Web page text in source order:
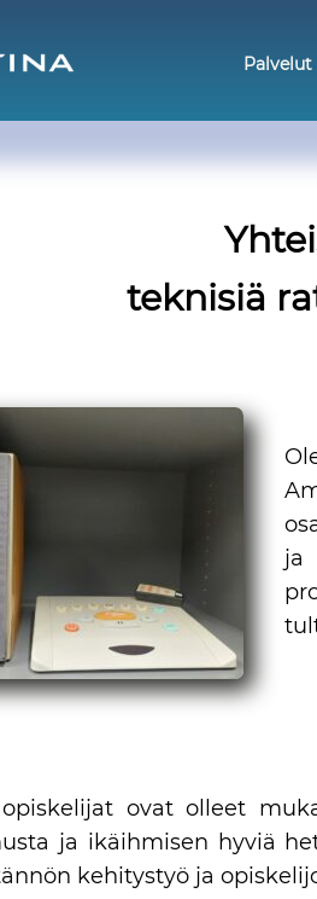
Palvelut
teknisiä
ja
ovat olleet
ja ikäihmisen hyviä
kehitystyö ja